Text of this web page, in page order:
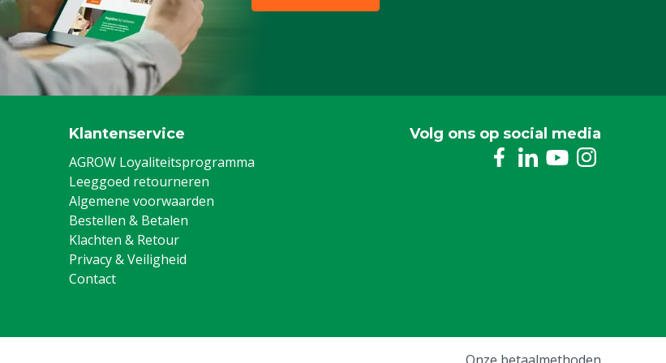
Klantenservice
AGROW Loyaliteitsprogramma
Leeggoed retourneren
Algemene voorwaarden
Bestellen & Betalen
Klachten & Retour
Privacy & Veiligheid
Contact
Volg ons op social media